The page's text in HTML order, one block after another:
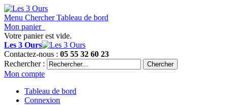
Menu Chercher Tableau de bord
Mon panier
Votre panier est vide.
Les 3 Ours
Contactez-nous : 05 55 32 60 23
Rechercher :
Chercher
Mon compte
Tableau de bord
Connexion